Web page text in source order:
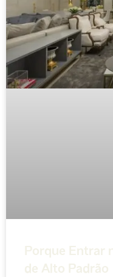
Porque Entrar
de Alto Padrão